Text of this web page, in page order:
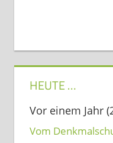
HEUTE …
Vor einem Jahr
Vom